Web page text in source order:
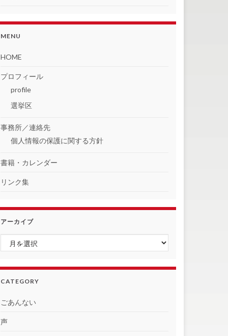
MENU
HOME
プロフィール
profile
選挙区
事務所／連絡先
個人情報の保護に関する方針
書籍・カレンダー
リンク集
アーカイブ
アーカイブ
CATEGORY
ごあんない
声